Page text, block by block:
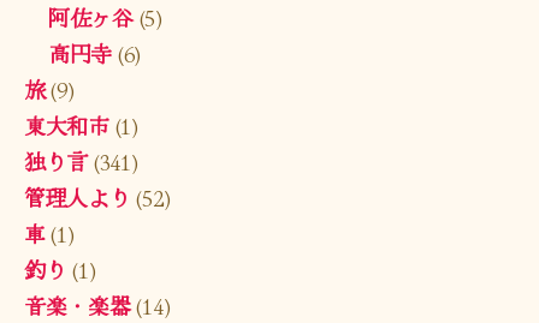
阿佐ヶ谷(5)
高円寺(6)
旅(9)
東大和市(1)
独り言(341)
管理人より (52)
車(1)
釣り (1)
音楽・楽器(14)